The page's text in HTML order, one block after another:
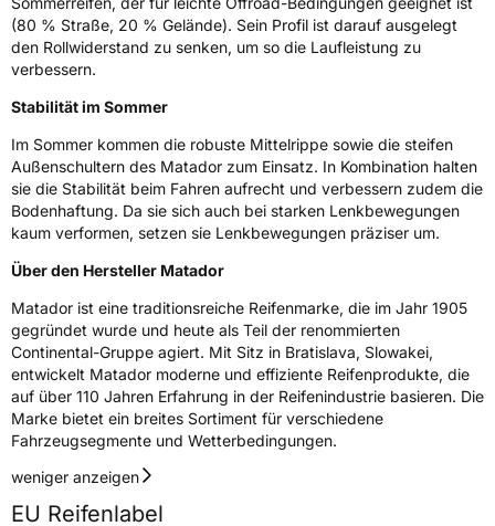
Schlauchtyp TL
ZustandNeureifen
EU Label
EffizienzD
NasshaftungC
Rollgeräusch (Klasse)B
Rollgeräusch (dB)71
FahrzeugklasseC1
EisgripNein
(80 % Straße, 20 % Gelände). Sein Profil ist darauf ausgelegt
den Rollwiderstand zu senken, um so die Laufleistung zu
verbessern.
Stabilität im Sommer
Im Sommer kommen die robuste Mittelrippe sowie die steifen
Außenschultern des Matador zum Einsatz. In Kombination halten
sie die Stabilität beim Fahren aufrecht und verbessern zudem die
Bodenhaftung. Da sie sich auch bei starken Lenkbewegungen
kaum verformen, setzen sie Lenkbewegungen präziser um.
Über den Hersteller Matador
Matador ist eine traditionsreiche Reifenmarke, die im Jahr 1905
gegründet wurde und heute als Teil der renommierten
Continental-Gruppe agiert. Mit Sitz in Bratislava, Slowakei,
entwickelt Matador moderne und effiziente Reifenprodukte, die
auf über 110 Jahren Erfahrung in der Reifenindustrie basieren. Die
Marke bietet ein breites Sortiment für verschiedene
Fahrzeugsegmente und Wetterbedingungen.
weniger anzeigen
EU Reifenlabel